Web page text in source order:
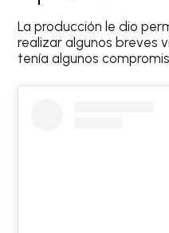
La producción le dio
realizar algunos breves
tenía algunos